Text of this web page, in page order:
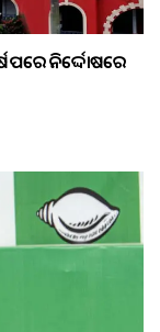
ପରେ ନିର୍ଦ୍ଦୋଷରେ